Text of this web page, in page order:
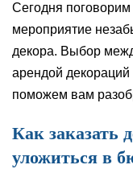
Сегодня
мероприятие
декора. Выбор
арендой
поможем вам
Как заказать
уложиться в